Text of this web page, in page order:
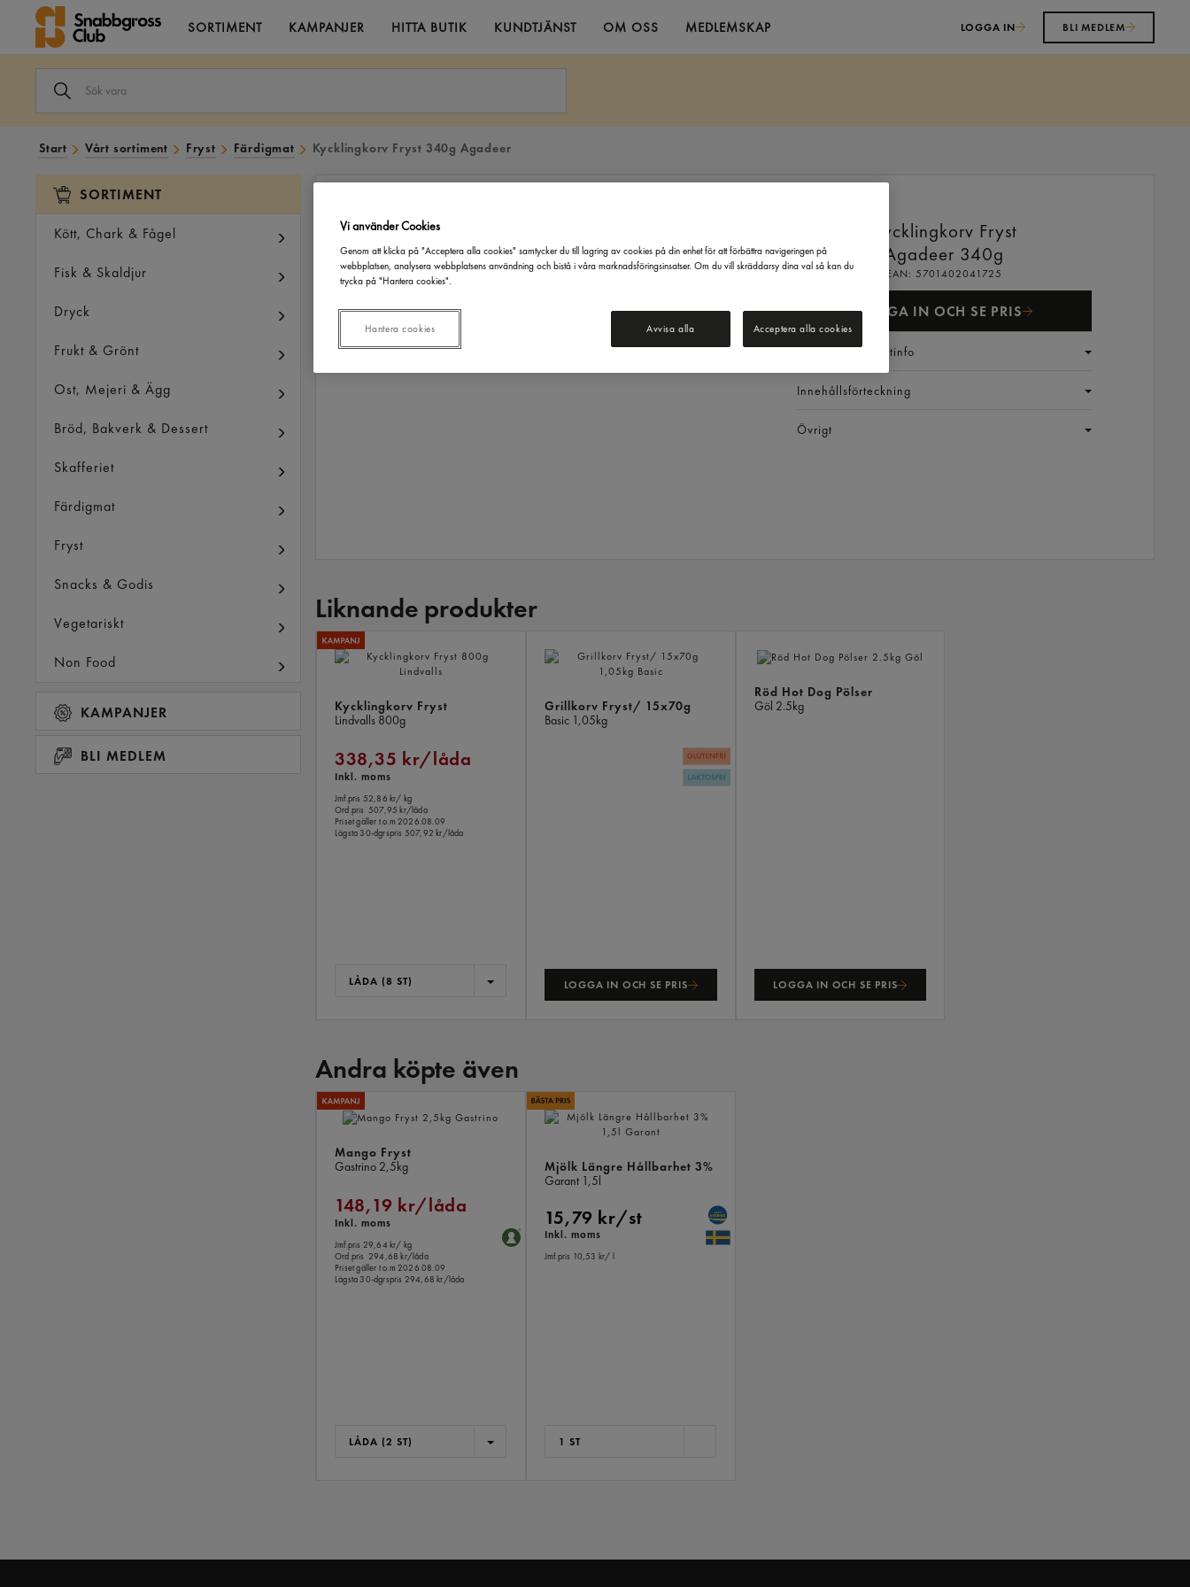
SORTIMENT KAMPANJER HITTA BUTIK KUNDTJÄNST OM OSS MEDLEMSKAP LOGGA IN BLI MEDLEM
VARA
Start Vårt sortiment Fryst Färdigmat Kycklingkorv Fryst 340g Agadeer
SORTIMENT
Kött, Chark & Fågel
Fisk & Skaldjur
Dryck
Frukt & Grönt
Ost, Mejeri & Ägg
Bröd, Bakverk & Dessert
Skafferiet
Färdigmat
Fryst
Snacks & Godis
Vegetariskt
Non Food
KAMPANJER
BLI MEDLEM
Kycklingkorv Fryst
Agadeer 340g
EAN: 5701402041725
LOGGA IN OCH SE PRIS
Generell produktinfo
Innehållsförteckning
Övrigt
Liknande produkter
Kycklingkorv Fryst
Lindvalls 800g
338,35 kr/låda
Inkl. moms
Jmf.pris 52,86 kr/ kg
Ord.pris 507,95 kr/låda
Priset gäller t.o.m 2026.08.09
Lägsta 30-dgrspris 507,92 kr/låda
LÅDA (8 ST)
Grillkorv Fryst/ 15x70g
Basic 1,05kg
LOGGA IN OCH SE PRIS
Röd Hot Dog Pölser
Göl 2.5kg
LOGGA IN OCH SE PRIS
Andra köpte även
Mango Fryst
Gastrino 2,5kg
148,19 kr/låda
Inkl. moms
Jmf.pris 29,64 kr/ kg
Ord.pris 294,68 kr/låda
Priset gäller t.o.m 2026.08.09
Lägsta 30-dgrspris 294,68 kr/låda
LÅDA (2 ST)
Mjölk Längre Hållbarhet 3%
Garant 1,5l
15,79 kr/st
Inkl. moms
Jmf.pris 10,53 kr/ l
1 ST
Vi använder Cookies
Genom att klicka på "Acceptera alla cookies" samtycker du till lagring av cookies på din enhet för att förbättra navigeringen på
webbplatsen, analysera webbplatsens användning och bistå i våra marknadsföringsinsatser. Om du vill skräddarsy dina val så kan du
trycka på "Hantera cookies".
Avvisa alla Acceptera alla cookies
Hantera cookies